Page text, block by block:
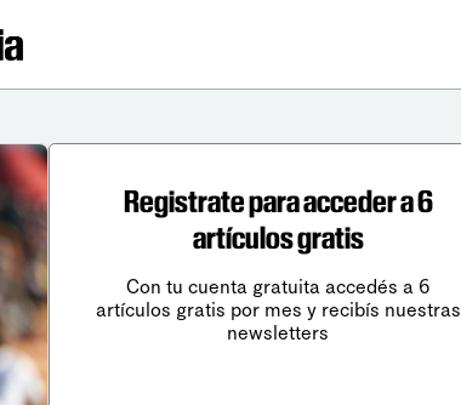
Registrate para acceder a 6
artículos gratis
Con tu cuenta gratuita accedés a 6
artículos gratis por mes y recibís nuestras
newsletters